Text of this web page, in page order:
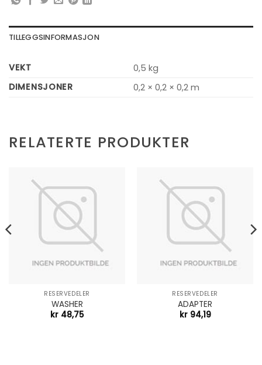
TILLEGGSINFORMASJON
VEKT
0,5 kg
DIMENSJONER
0,2 × 0,2 × 0,2 m
RELATERTE PRODUKTER
RESERVEDELER
WASHER
kr 48,75
RESERVEDELER
ADAPTER
kr94,19